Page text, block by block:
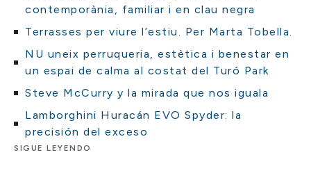
contemporània, familiar i en clau negra
Terrasses per viure l’estiu. Per Marta Tobella.
NU uneix perruqueria, estètica i benestar en
un espai de calma al costat del Turó Park
Steve McCurry y la mirada que nos iguala
Lamborghini Huracán EVO Spyder: la
precisión del exceso
SIGUE LEYENDO